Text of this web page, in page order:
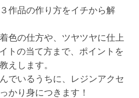
作品の作り方をイチから解
色の仕方や、ツヤツヤに仕上
トの当て方まで、ポイントを
えします。
でいるうちに、レジンアクセ
かり身につきます！